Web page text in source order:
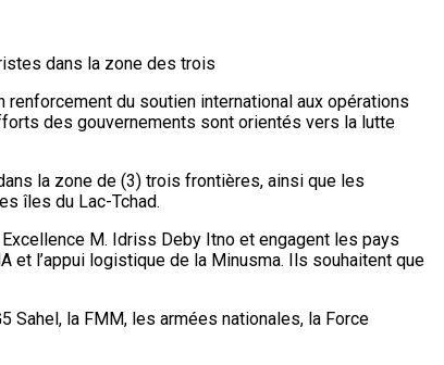
dans la zone des trois
renforcement du soutien international aux opérations
des gouvernements sont orientés vers la lutte
la zone de (3) trois frontières, ainsi que les
îles du Lac-Tchad.
M. Idriss Deby Itno et engagent les pays
et l’appui logistique de la Minusma. Ils souhaitent que
Sahel, la FMM, les armées nationales, la Force